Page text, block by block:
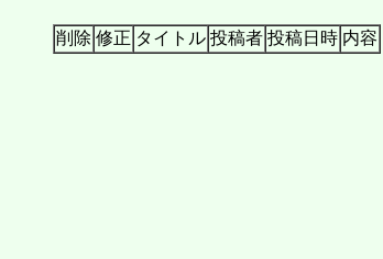
削除 修正 タイトル 投稿者 投稿日時 内容